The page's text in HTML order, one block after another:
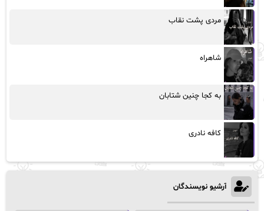
مردی پشت نقاب
شاهراه
به کجا چنین شتابان
کافه نادری
آرشیو نویسندگان